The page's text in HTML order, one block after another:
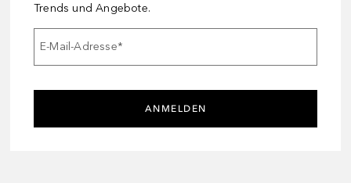
Trends und Angebote.
E-Mail-Adresse*
ANMELDEN